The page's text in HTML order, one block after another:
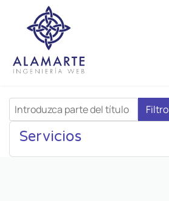
Introduzca parte del título Filtro
Servicios